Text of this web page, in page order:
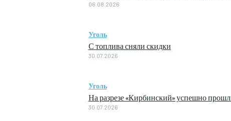
06.08.2026
Уголь
С топлива сняли скидки
30.07.2026
Уголь
На разрезе «Кирбинский» успешно
30.07.2026